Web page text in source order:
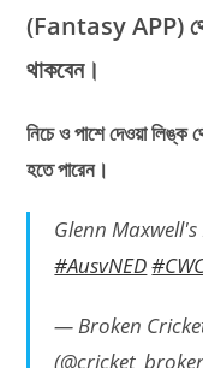
(Fantasy APP)
থাকবেন।
নিচে ও পাশে দেওয়া
হতে পারেন।
Glenn
#AusvNED
— Broken